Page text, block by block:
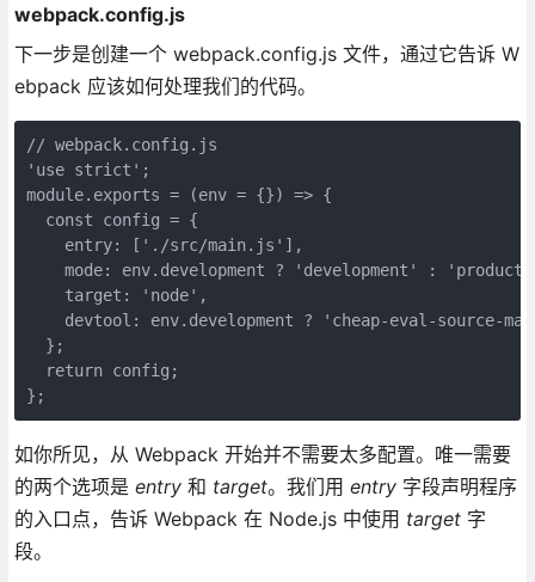
webpack.config.js
下一步是创建一个 webpack.config.js 文件，通过它告诉 W
ebpack 应该如何处理我们的代码。
// webpack.config.js
'use strict';
module.exports = (env = {}) => {
  const config = {
    entry: ['./src/main.js'],
mode: env.development ? 'development' :
    target: 'node',
devtool: env.development ? 'cheap-eval-source-
  };
  return config;
};
如你所见，从 Webpack 开始并不需要太多配置。唯一需要
的两个选项是 entry和 target。我们用 entry字段声明程序
的入口点，告诉 Webpack 在 Node.js 中使用 target字
段。